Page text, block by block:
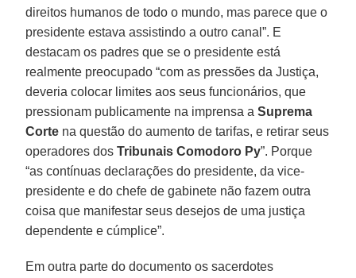
direitos humanos de todo o mundo, mas parece que o
presidente estava assistindo a outro canal”. E
destacam os padres que se o presidente está
realmente preocupado “com as pressões da Justiça,
deveria colocar limites aos seus funcionários, que
pressionam publicamente na imprensa aSuprema
Corte na questão do aumento de tarifas, e retirar seus
operadores dosTribunais Comodoro Py”. Porque
“as contínuas declarações do presidente, da vice-
presidente e do chefe de gabinete não fazem outra
coisa que manifestar seus desejos de uma justiça
dependente e cúmplice”.
Em outra parte do documento os sacerdotes